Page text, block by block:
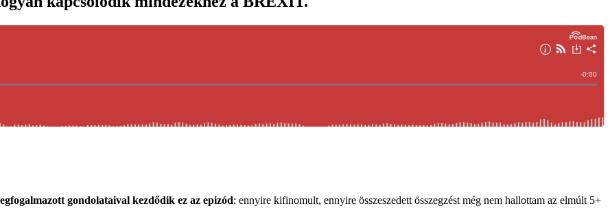
gondolataival kezdődik ez az epizód: ennyire kifinomult, ennyire összeszedett összegzést még nem hallottam az elmúlt 5+